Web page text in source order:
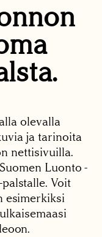
olevalla
ja tarinoita
nettisivuilla.
Luonto -
Voit
esimerkiksi